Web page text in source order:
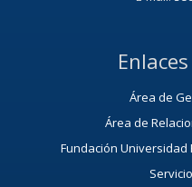
Área de
Área de
Fundación Universidad